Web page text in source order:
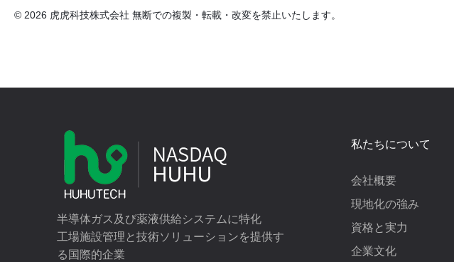
© 2026 虎虎科技株式会社 無断での複製・転載・改変を禁止いたします。
半導体ガス及び薬液供給システムに特化
工場施設管理と技術ソリューションを提供す
る国際的企業
私たちについて
会社概要
現地化の強み
資格と実力
企業文化